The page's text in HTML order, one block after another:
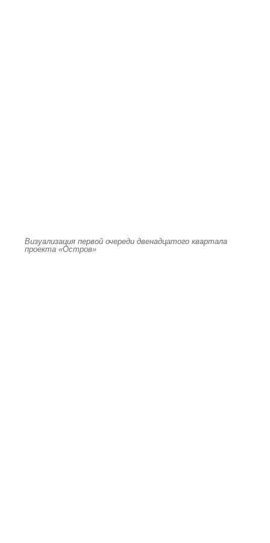
Визуализация первой очереди двенадцатого квартала
проекта «Остров»